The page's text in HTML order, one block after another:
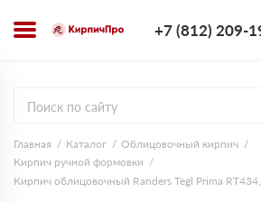
+7 (812) 209-
Главная Каталог
Облицовочный кирпич
Кирпич ручной формовки
Кирпич облицовочный Randers Tegl Prima